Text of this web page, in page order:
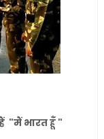
"मैं भारत हूँ "